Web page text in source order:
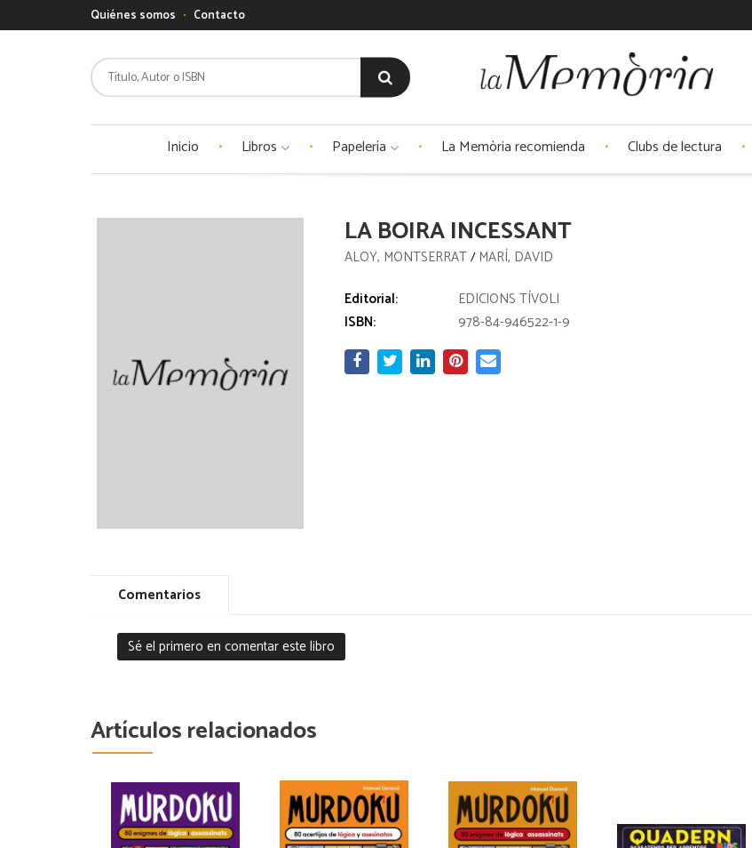
Quiénes somos Contacto
Inicio Libros Papelería La Memòria recomienda Clubs de lectura
LA BOIRA INCESSANT
ALOY, MONTSERRAT/MARÍ, DAVID
Editorial:
EDICIONS TÍVOLI
ISBN:
978-84-946522-1-9
Comentarios
Sé el primero en comentar este libro
Artículos relacionados